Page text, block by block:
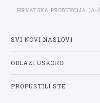
HRVATSKA PRODUKCIJA (A-
SVI NOVI NASLOVI
ODLAZI USKORO
PROPUSTILI STE